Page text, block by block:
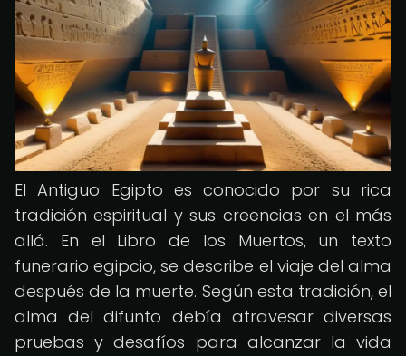
El Antiguo Egipto es conocido por su rica
tradición espiritual y sus creencias en el más
allá. En el Libro de los Muertos, un texto
funerario egipcio, se describe el viaje del alma
después de la muerte. Según esta tradición, el
alma del difunto debía atravesar diversas
pruebas y desafíos para alcanzar la vida